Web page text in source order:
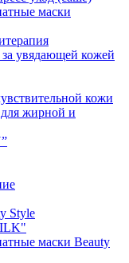
маски
увядающей кожей
кожи
жирной и
Style
маски Beauty